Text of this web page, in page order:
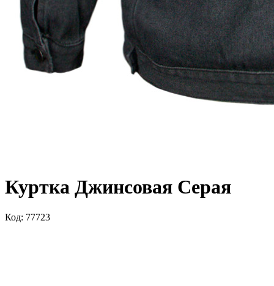
Куртка Джинсовая Серая
Код: 77723